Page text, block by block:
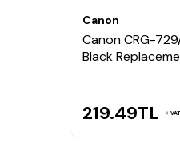
Canon
Canon CRG-
Black
219.49TL VAT